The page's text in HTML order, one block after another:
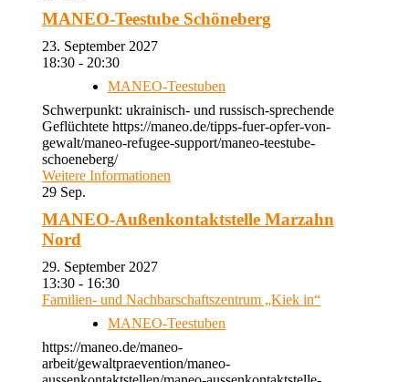
MANEO-Teestube Schöneberg
23. September 2027
18:30 - 20:30
MANEO-Teestuben
Schwerpunkt: ukrainisch- und russisch-sprechende
Geflüchtete https://maneo.de/tipps-fuer-opfer-von-
gewalt/maneo-refugee-support/maneo-teestube-
schoeneberg/
Weitere Informationen
29 Sep.
MANEO-Außenkontaktstelle Marzahn
Nord
29. September 2027
13:30 - 16:30
Familien- und Nachbarschaftszentrum „Kiek in“
MANEO-Teestuben
https://maneo.de/maneo-
arbeit/gewaltpraevention/maneo-